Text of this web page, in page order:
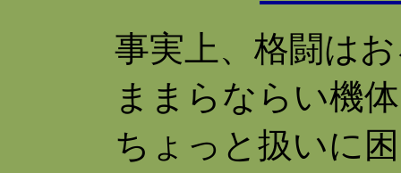
事実上、格闘は
ままらならい機
ちょっと扱いに